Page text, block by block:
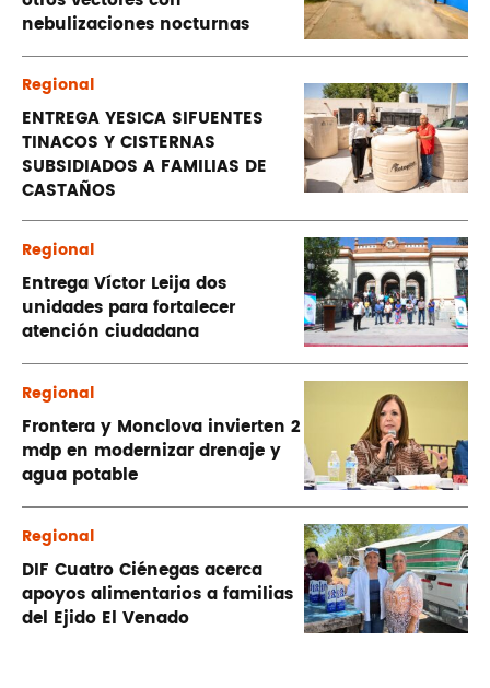
nebulizaciones nocturnas
Regional
ENTREGA YESICA SIFUENTES
TINACOS Y CISTERNAS
SUBSIDIADOS A FAMILIAS DE
CASTAÑOS
Regional
Entrega Víctor Leija dos
unidades para fortalecer
atención ciudadana
Regional
Frontera y Monclova invierten 2
mdp en modernizar drenaje y
agua potable
Regional
DIF Cuatro Ciénegas acerca
apoyos alimentarios a familias
del Ejido El Venado